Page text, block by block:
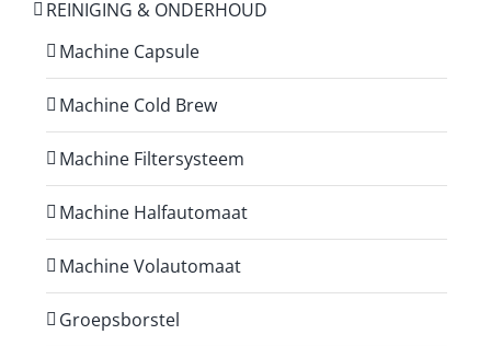
REINIGING & ONDERHOUD
Machine Capsule
Machine Cold Brew
Machine Filtersysteem
Machine Halfautomaat
Machine Volautomaat
Groepsborstel